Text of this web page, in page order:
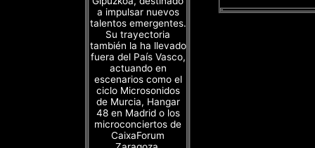
a impulsar nuevos
talentos emergentes.
Su trayectoria
también la ha llevado
fuera del País Vasco,
actuando en
escenarios como el
ciclo Microsonidos
de Murcia, Hangar
48 en Madrid o los
microconciertos de
CaixaForum